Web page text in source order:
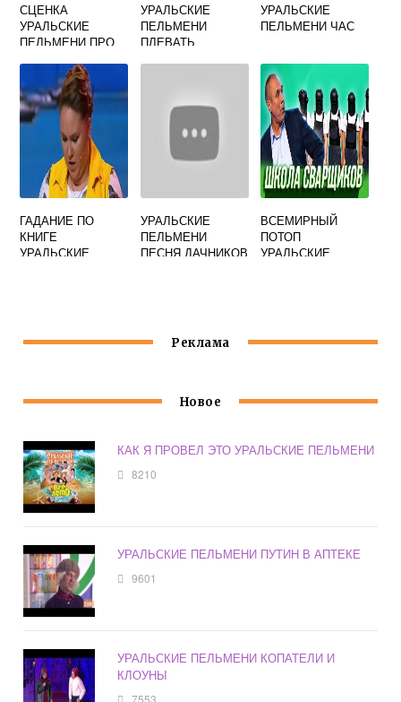
СЦЕНКА
УРАЛЬСКИЕ
ПЕЛЬМЕНИ ПРО
УРАЛЬСКИЕ
ПЕЛЬМЕНИ
ПЛЕВАТЬ
УРАЛЬСКИЕ
ПЕЛЬМЕНИ ЧАС
ГАДАНИЕ ПО
КНИГЕ
УРАЛЬСКИЕ
УРАЛЬСКИЕ
ПЕЛЬМЕНИ
ПЕСНЯ ДАЧНИКОВ
ВСЕМИРНЫЙ
ПОТОП
УРАЛЬСКИЕ
Реклама
Новое
КАК Я ПРОВЕЛ ЭТО УРАЛЬСКИЕ ПЕЛЬМЕНИ
8210
УРАЛЬСКИЕ ПЕЛЬМЕНИ ПУТИН В АПТЕКЕ
9601
УРАЛЬСКИЕ ПЕЛЬМЕНИ КОПАТЕЛИ И
КЛОУНЫ
7553